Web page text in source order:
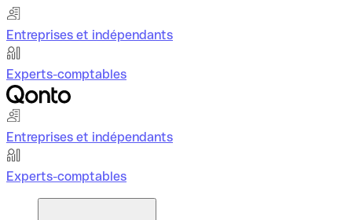
Entreprises et indépendants
Experts-comptables
Entreprises et indépendants
Experts-comptables